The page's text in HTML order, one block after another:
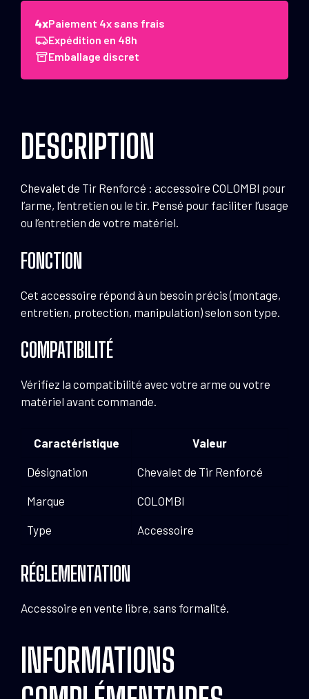
Colombi
Chevalet
de
Tir
Paiement 4x sans frais
Expédition en 48h
Emballage discret
DESCRIPTION
Chevalet de Tir Renforcé : accessoire COLOMBI pour
l’arme, l’entretien ou le tir. Pensé pour faciliter l’usage
ou l’entretien de votre matériel.
FONCTION
Cet accessoire répond à un besoin précis (montage,
entretien, protection, manipulation) selon son type.
COMPATIBILITÉ
Vérifiez la compatibilité avec votre arme ou votre
matériel avant commande.
Caractéristique Valeur
Désignation Chevalet de Tir Renforcé
Marque COLOMBI
Type Accessoire
RÉGLEMENTATION
Accessoire en vente libre, sans formalité.
INFORMATIONS